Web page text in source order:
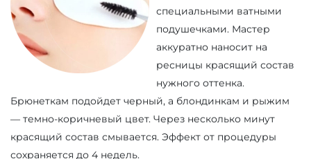
специальными ватными
подушечками. Мастер
аккуратно наносит на
ресницы красящий состав
нужного оттенка.
Брюнеткам подойдет черный, а блондинкам и рыжим
— темно-коричневый цвет. Через несколько минут
красящий состав смывается. Эффект от процедуры
сохраняется до 4 недель.